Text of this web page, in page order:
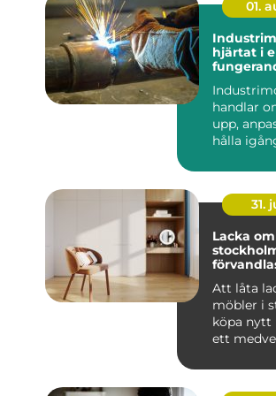
01.
hjärtat i
handlar
upp,
hålla
att ...
31.
Lacka
stockholm
Att låta
möbler i
köpa nytt
ett